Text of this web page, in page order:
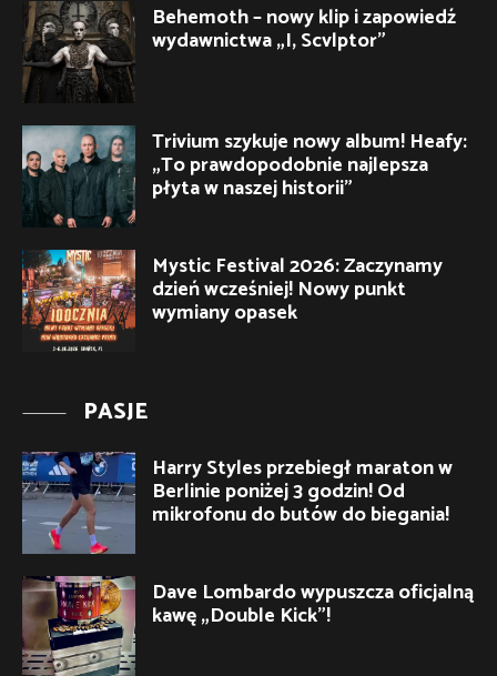
Behemoth – nowy klip i zapowiedź
wydawnictwa „I, Scvlptor”
Trivium szykuje nowy album! Heafy:
„To prawdopodobnie najlepsza
płyta w naszej historii”
Mystic Festival 2026: Zaczynamy
dzień wcześniej! Nowy punkt
wymiany opasek
PASJE
Harry Styles przebiegł maraton w
Berlinie poniżej 3 godzin! Od
mikrofonu do butów do biegania!
Dave Lombardo wypuszcza oficjalną
kawę „Double Kick”!